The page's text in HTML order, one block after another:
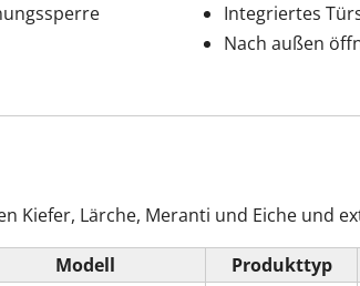
Integriertes
Nach außen
Kiefer, Lärche, Meranti und Eiche und
Modell
Produkttyp